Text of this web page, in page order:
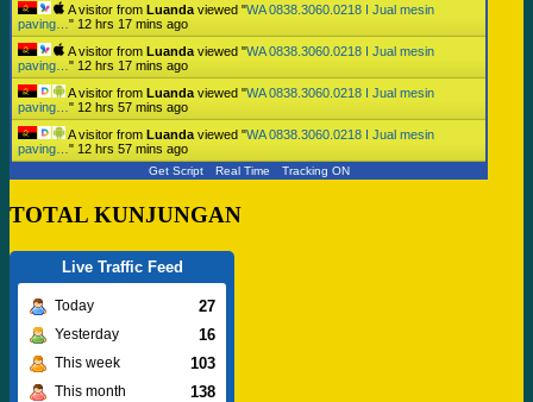
A visitor from Luanda viewed "WA 0838.3060.0218 I Jual mesin
paving… " 12 hrs 17 mins ago
A visitor from Luanda viewed "WA 0838.3060.0218 I Jual mesin
paving… " 12 hrs 17 mins ago
A visitor from Luanda viewed "WA 0838.3060.0218 I Jual mesin
paving… " 12 hrs 57 mins ago
A visitor from Luanda viewed "WA 0838.3060.0218 I Jual mesin
paving… " 12 hrs 57 mins ago
Get Script Real Time Tracking ON
TOTAL KUNJUNGAN
Live Traffic Feed
Today 27
Yesterday 16
This week 103
This month 138